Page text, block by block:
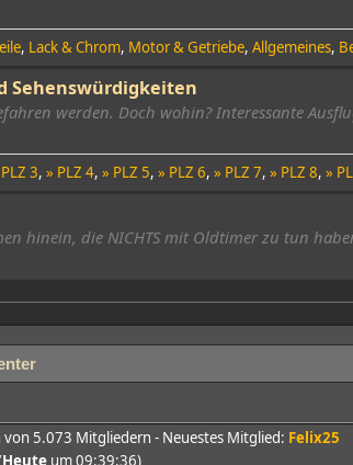
Lack & Chrom Motor & Getriebe Allgemeines
Sehenswürdigkeiten
werden. Doch wohin? Interessante
3 » PLZ 4 » PLZ 5 » PLZ 6 » PLZ 7 » PLZ 8 »
hinein, die NICHTS mit Oldtimer zu tun
5.073 Mitgliedern - Neuestes Mitglied: Felix25
Heute um 09:39:36)